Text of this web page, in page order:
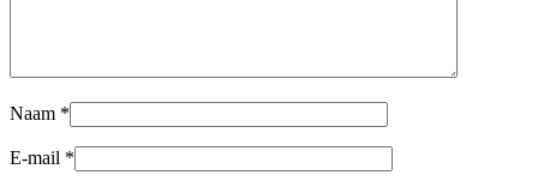
Naam *
E-mail *